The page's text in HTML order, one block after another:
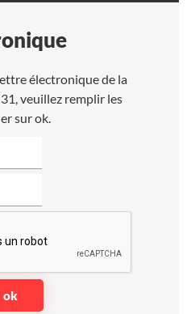
électronique de la
veuillez remplir les
sur ok.